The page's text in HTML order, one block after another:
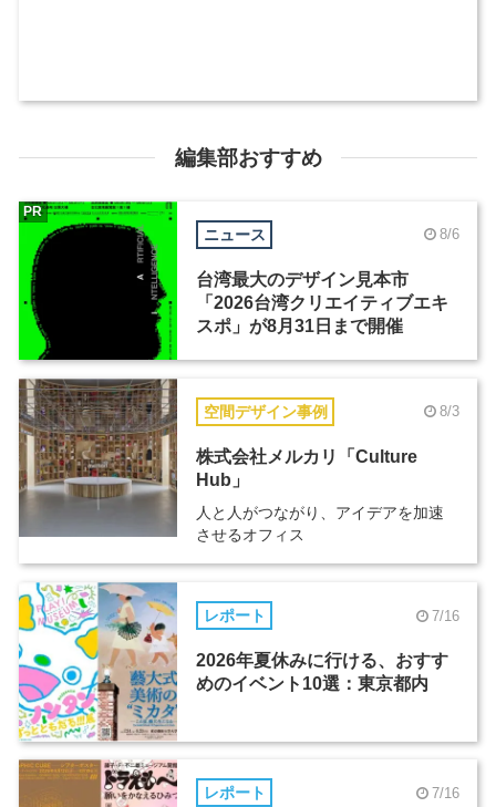
編集部おすすめ
ニュース 8/6
台湾最大のデザイン見本市
「2026台湾クリエイティブエキ
スポ」が8月31日まで開催
PR
空間デザイン事例 8/3
株式会社メルカリ「Culture
Hub」
人と人がつながり、アイデアを加速
させるオフィス
レポート 7/16
2026年夏休みに行ける、おすす
めのイベント10選：東京都内
レポート 7/16